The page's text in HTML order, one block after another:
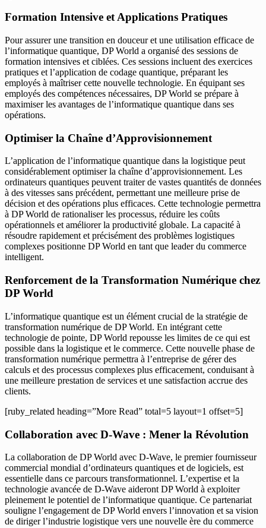
Formation Intensive et Applications Pratiques
Pour assurer une transition en douceur et une utilisation efficace de
l’informatique quantique, DP World a organisé des sessions de
formation intensives et ciblées. Ces sessions incluent des exercices
pratiques et l’application de codage quantique, préparant les
employés à maîtriser cette nouvelle technologie. En équipant ses
employés des compétences nécessaires, DP World se prépare à
maximiser les avantages de l’informatique quantique dans ses
opérations.
Optimiser la Chaîne d’Approvisionnement
L’application de l’informatique quantique dans la logistique peut
considérablement optimiser la chaîne d’approvisionnement. Les
ordinateurs quantiques peuvent traiter de vastes quantités de données
à des vitesses sans précédent, permettant une meilleure prise de
décision et des opérations plus efficaces. Cette technologie permettra
à DP World de rationaliser les processus, réduire les coûts
opérationnels et améliorer la productivité globale. La capacité à
résoudre rapidement et précisément des problèmes logistiques
complexes positionne DP World en tant que leader du commerce
intelligent.
Renforcement de la Transformation Numérique chez
DP World
L’informatique quantique est un élément crucial de la stratégie de
transformation numérique de DP World. En intégrant cette
technologie de pointe, DP World repousse les limites de ce qui est
possible dans la logistique et le commerce. Cette nouvelle phase de
transformation numérique permettra à l’entreprise de gérer des
calculs et des processus complexes plus efficacement, conduisant à
une meilleure prestation de services et une satisfaction accrue des
clients.
[ruby_related heading=”More Read” total=5 layout=1 offset=5]
Collaboration avec D-Wave : Mener la Révolution
La collaboration de DP World avec D-Wave, le premier fournisseur
commercial mondial d’ordinateurs quantiques et de logiciels, est
essentielle dans ce parcours transformationnel. L’expertise et la
technologie avancée de D-Wave aideront DP World à exploiter
pleinement le potentiel de l’informatique quantique. Ce partenariat
souligne l’engagement de DP World envers l’innovation et sa vision
de diriger l’industrie logistique vers une nouvelle ère du commerce